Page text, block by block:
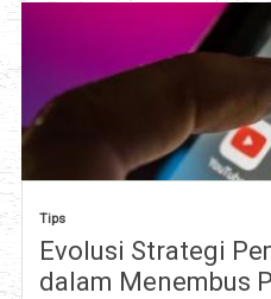
Tips
Evolusi Strategi
dalam Menembus